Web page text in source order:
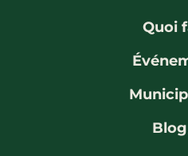
Travailleurs
Coups
Quoi